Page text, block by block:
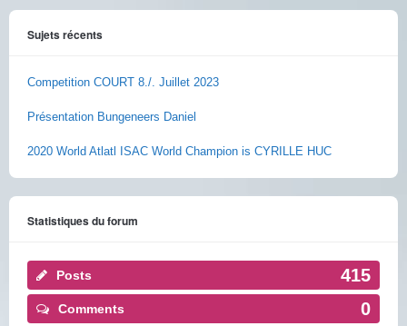
Sujets récents
Competition COURT 8./. Juillet 2023
Présentation Bungeneers Daniel
2020 World Atlatl ISAC World Champion is CYRILLE HUC
Statistiques du forum
Posts 415
Comments 0